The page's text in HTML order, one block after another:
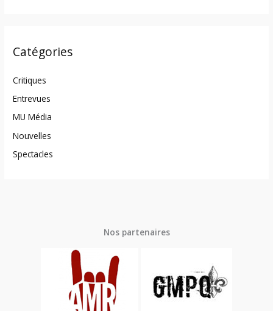
Catégories
Critiques
Entrevues
MU Média
Nouvelles
Spectacles
Nos partenaires